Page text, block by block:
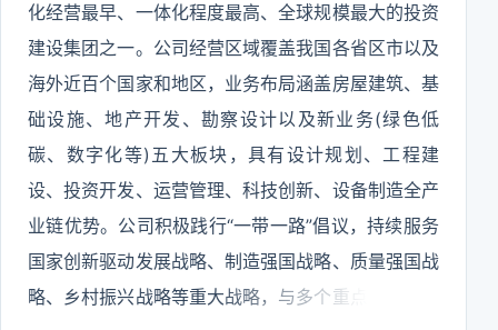
化经营最早、一体化程度最高、全球规模最大的投资
建设集团之一。公司经营区域覆盖我国各省区市以及
海外近百个国家和地区，业务布局涵盖房屋建筑、基
础设施、地产开发、勘察设计以及新业务(绿色低
碳、数字化等)五大板块，具有设计规划、工程建
设、投资开发、运营管理、科技创新、设备制造全产
业链优势。公司积极践行“一带一路”倡议，持续服务
国家创新驱动发展战略、制造强国战略、质量强国战
略、乡村振兴战略等重大战略，与多个重点省市、头